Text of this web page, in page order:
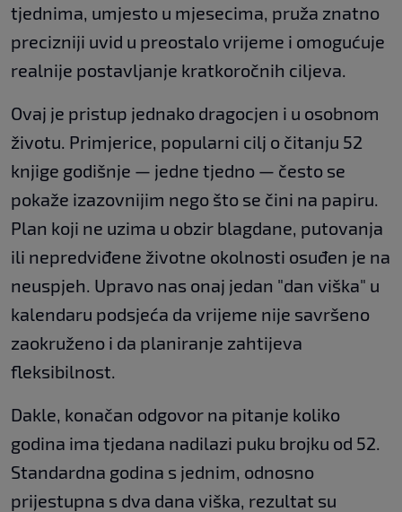
tjednima, umjesto u mjesecima, pruža znatno
precizniji uvid u preostalo vrijeme i omogućuje
realnije postavljanje kratkoročnih ciljeva.
Ovaj je pristup jednako dragocjen i u osobnom
životu. Primjerice, popularni cilj o čitanju 52
knjige godišnje — jedne tjedno — često se
pokaže izazovnijim nego što se čini na papiru.
Plan koji ne uzima u obzir blagdane, putovanja
ili nepredviđene životne okolnosti osuđen je na
neuspjeh. Upravo nas onaj jedan "dan viška" u
kalendaru podsjeća da vrijeme nije savršeno
zaokruženo i da planiranje zahtijeva
fleksibilnost.
Dakle, konačan odgovor na pitanje koliko
godina ima tjedana nadilazi puku brojku od 52.
Standardna godina s jednim, odnosno
prijestupna s dva dana viška, rezultat su